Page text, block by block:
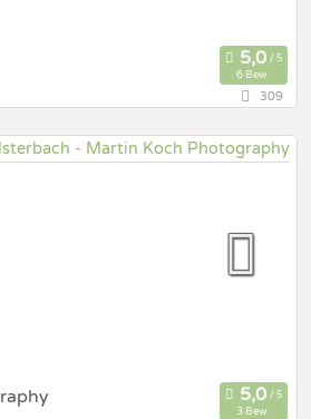
6 Bew.
Württemberg, Deutschland
309
3 Bew.